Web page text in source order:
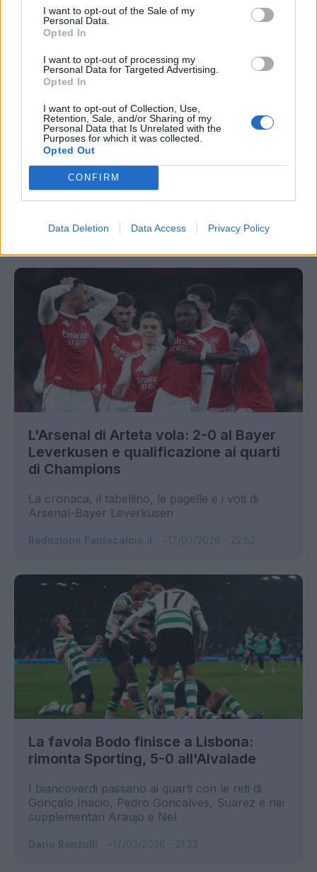
I want to opt-out of the Sale of my
Personal Data.
Opted In
I want to opt-out of processing my
Personal Data for Targeted Advertising.
Opted In
I want to opt-out of Collection, Use,
Retention, Sale, and/or Sharing of my
Personal Data that Is Unrelated with the
Purposes for which it was collected.
Opted Out
CONFIRM
Data Deletion Data Access Privacy Policy
Troppo PSG per il Chelsea, a Londra
finisce 0-3
Kvaratskhelia, Barcola e Mayulu firmano la
vittoria a Stamford Bridge, in una sfida che non
17/03/2026 - 22:52
Luca Tonazzini
L'Arsenal di Arteta vola: 2-0 al Bayer
Leverkusen e qualificazione ai quarti
di Champions
La cronaca, il tabellino, le pagelle e i voti di
Arsenal-Bayer Leverkusen
La favola Bodo finisce a Lisbona:
rimonta Sporting, 5-0 all'Alvalade
I biancoverdi passano ai quarti con le reti di
Gonçalo Inacio, Pedro Goncalves, Suarez e nei
supplementari Araujo e Nel